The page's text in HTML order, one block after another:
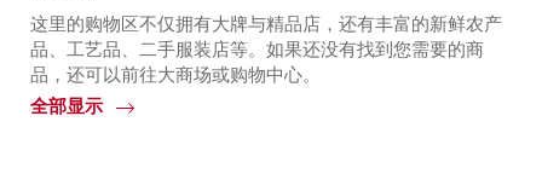
这里的购物区不仅拥有大牌与精品店，还有丰富的新鲜农产
品、工艺品、二手服装店等。如果还没有找到您需要的商
品，还可以前往大商场或购物中心。
全部显示
Common.Of